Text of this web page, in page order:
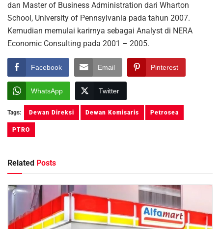
dan Master of Business Administration dari Wharton
School, University of Pennsylvania pada tahun 2007.
Kemudian memulai karirnya sebagai Analyst di NERA
Economic Consulting pada 2001 – 2005.
Facebook Email Pinterest
WhatsApp Twitter
Tags: Dewan Direksi Dewan Komisaris Petrosea
PTRO
Related Posts